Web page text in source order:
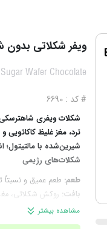
ویفر شکلاتی بدون
Wafer Chocolate
# کد : 6690
شکلات ویفری شاهترسکی
ترد، مغز غلیظ
شیرین‌شده با
شکلات‌های رژیمی
طعم: طعم عمیق و نسبتاً
بافت: روکش شکلاتی،
چرا انتخاب این محصول؟
چندلایه را دوست
مشاهده بیشتر